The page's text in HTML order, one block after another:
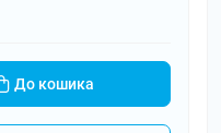
До кошика